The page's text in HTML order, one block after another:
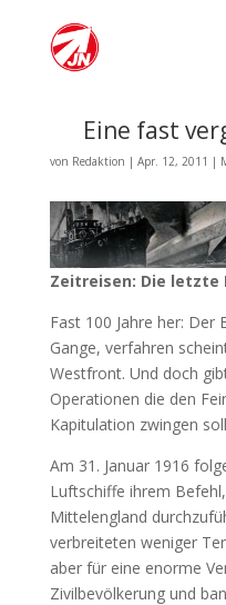
Eine fast
von Redaktion | Apr. 12, 2011 |
Zeitreisen: Die letzte
Fast 100 Jahre her: Der
Gange, verfahren
Westfront. Und doch
Operationen die den
Kapitulation zwingen
Am 31. Januar 1916
Luftschiffe ihrem
Mittelengland
verbreiteten weniger
aber für eine enorme
Zivilbevölkerung und